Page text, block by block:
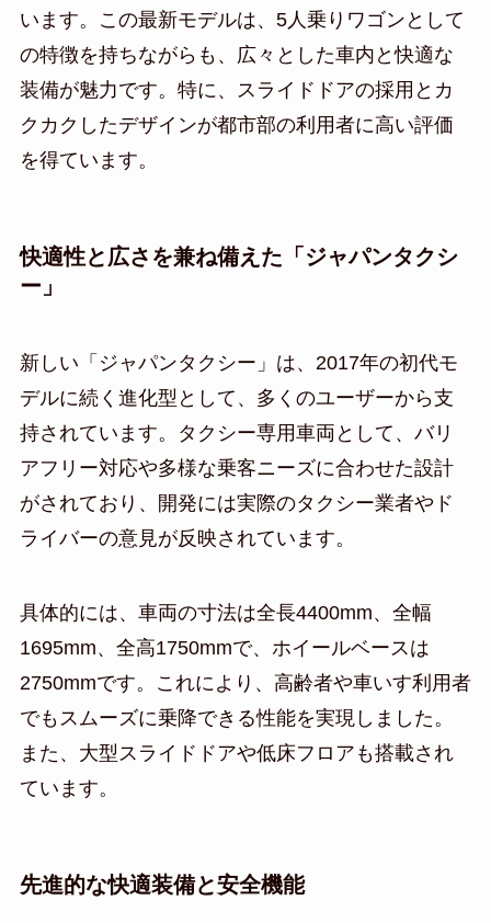
います。この最新モデルは、5人乗りワゴンとして
の特徴を持ちながらも、広々とした車内と快適な
装備が魅力です。特に、スライドドアの採用とカ
クカクしたデザインが都市部の利用者に高い評価
を得ています。
快適性と広さを兼ね備えた「ジャパンタクシ
ー」
新しい「ジャパンタクシー」は、2017年の初代モ
デルに続く進化型として、多くのユーザーから支
持されています。タクシー専用車両として、バリ
アフリー対応や多様な乗客ニーズに合わせた設計
がされており、開発には実際のタクシー業者やド
ライバーの意見が反映されています。
具体的には、車両の寸法は全長4400mm、全幅
1695mm、全高1750mmで、ホイールベースは
2750mmです。これにより、高齢者や車いす利用者
でもスムーズに乗降できる性能を実現しました。
また、大型スライドドアや低床フロアも搭載され
ています。
先進的な快適装備と安全機能